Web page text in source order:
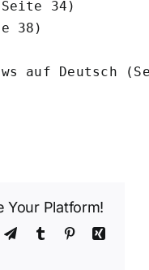
34)
38)
auf Deutsch
Your Platform!
TelegramTumblr PinterestXing